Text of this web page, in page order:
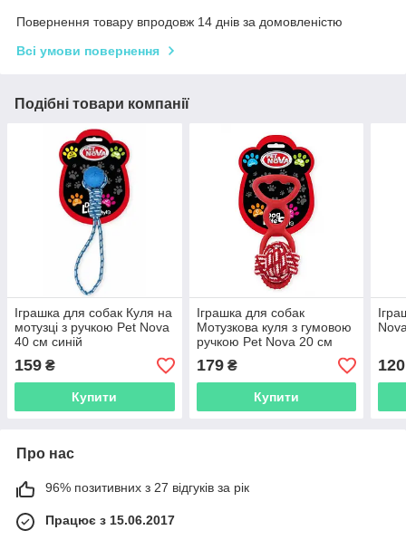
Повернення товару впродовж 14 днів за домовленістю
Всі умови повернення
Подібні товари компанії
Іграшка для собак Куля на
мотузці з ручкою Pet Nova
40 см синій
159 ₴
Купити
Іграшка для собак
Мотузкова куля з гумовою
ручкою Pet Nova 20 см
червоний
179₴
Купити
120
Про нас
96% позитивних з 27 відгуків за рік
Працює з 15.06.2017